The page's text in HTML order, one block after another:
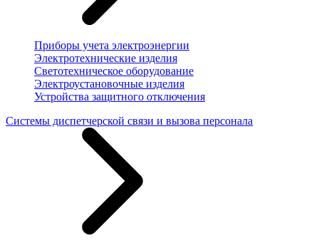
Приборы учета электроэнергии
Электротехнические изделия
Светотехническое оборудование
Электроустановочные изделия
Устройства защитного отключения
Системы диспетчерской связи и вызова персонала